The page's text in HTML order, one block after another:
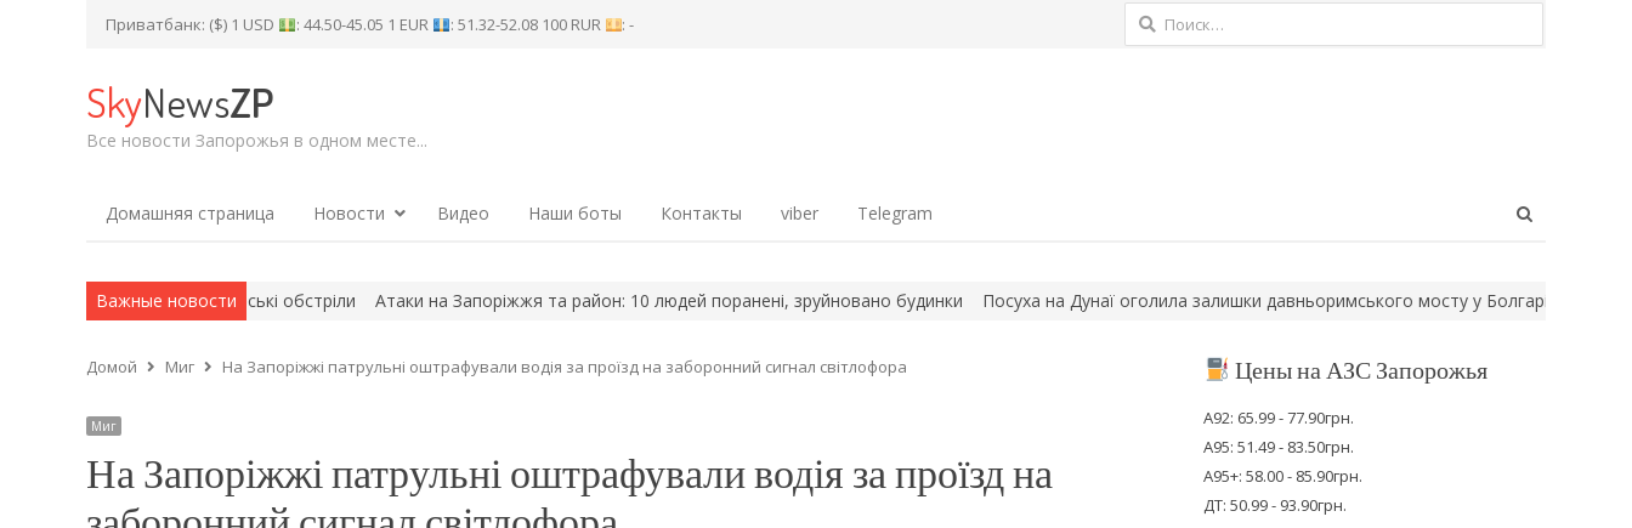
Приватбанк: ($) 1 USD : 44.50-45.05 1 EUR : 51.32-52.08 100 RUR : - Найти:
SkyNewsZP
Все новости Запорожья в одном месте...
Домашняя страница Новости Видео Наши боты Контакты viber Telegram
Важные новости
втрат чеpeз pocійські обстріли Атаки на Запоріжжя та район: 10 людей поранені, зруйновано будинки Посуха на Дунаї оголила залишки давньоримського мосту у Болгарії Нові дорожні
Домой Миг На Запоріжжі патрульні оштрафували водія за проїзд на заборонний сигнал світлофора
Миг
На Запоріжжі патрульні оштрафували водія за проїзд на
Цены на АЗС Запорожья
А92: 65.99 - 77.90грн.
А95: 51.49 - 83.50грн.
А95+: 58.00 - 85.90грн.
ДТ: 50.99 - 93.90грн.